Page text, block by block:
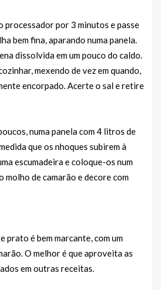
processador por 3 minutos e passe
bem fina, aparando numa panela.
dissolvida em um pouco do caldo.
mexendo de vez em quando,
encorpado. Acerte o sal e retire
numa panela com 4 litros de
que os nhoques subirem à
escumadeira e coloque-os num
molho de camarão e decore com
prato é bem marcante, com um
O melhor é que aproveita as
em outras receitas.